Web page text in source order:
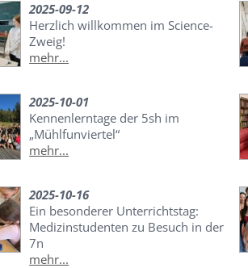
2025-09-12
Herzlich willkommen im Science-
Zweig!
mehr...
2025-10-01
Kennenlerntage der 5sh im
„Mühlfunviertel“
mehr...
2025-10-16
Ein besonderer Unterrichtstag:
Medizinstudenten zu Besuch in der
7n
mehr...